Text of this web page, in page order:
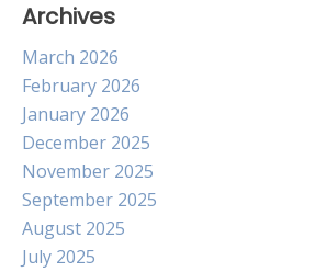
Archives
March 2026
February 2026
January 2026
December 2025
November 2025
September 2025
August 2025
July 2025